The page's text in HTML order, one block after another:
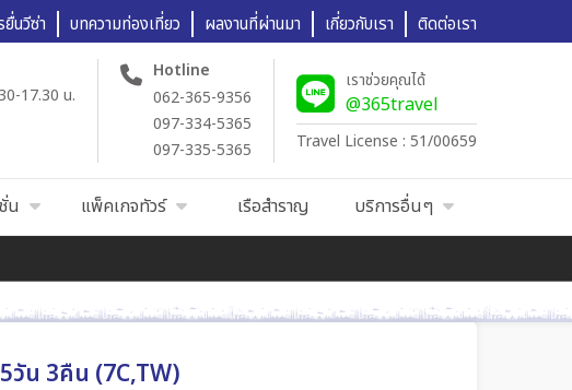
นวีซ่า บทความท่องเที่ยว ผลงานที่ผ่านมา เกี่ยวกับเรา ติดต่อเรา
17.30 น.
Hotline
062-365-9356
097-334-5365
097-335-5365
เราช่วยคุณได้
@365travel
Travel License : 51/00659
น แพ็คเกจทัวร์ เรือสำราญ บริการอื่นๆ
วัน 3คืน (7C,TW)